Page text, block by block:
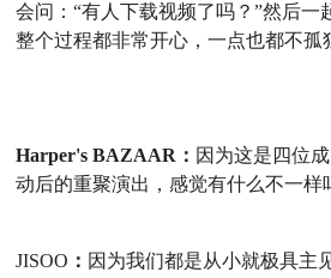
会问：“有人下载视频了吗？”然后一
整个过程都非常开心，一点也都不孤
Harper's BAZAAR： 因为这是四位
动后的重聚演出，感觉有什么不一样
JISOO ： 因为我们都是从小就极具主